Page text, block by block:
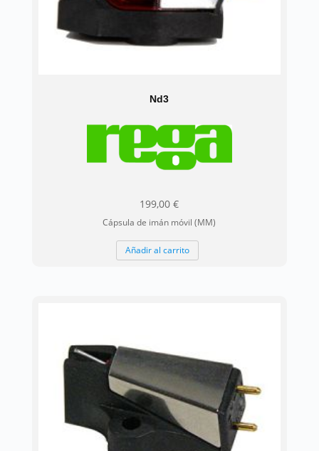
Nd3
199,00€
Cápsula de imán móvil (MM)
Añadir al carrito